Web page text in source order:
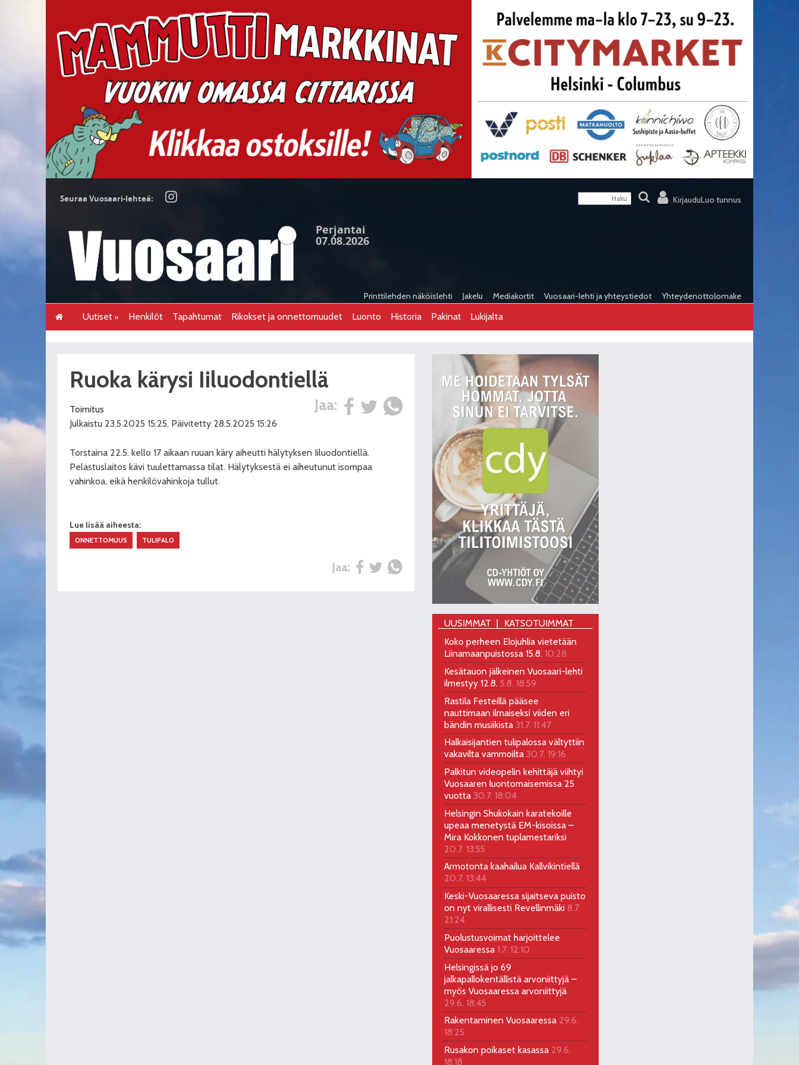
KirjauduLuo tunnus
Seuraa Vuosaari-lehteä:
Perjantai
07.08.2026
Printtilehden näköislehti Jakelu Mediakortit Vuosaari-lehti ja yhteystiedot Yhteydenottolomake
Uutiset Henkilöt Tapahtumat Rikokset ja onnettomuudet Luonto Historia Pakinat Lukijalta
Ruoka kärysi Iiluodontiellä
Jaa:
Toimitus
Julkaistu 23.5.2025 15:25, Päivitetty 28.5.2025 15:26
Torstaina 22.5. kello 17 aikaan ruuan käry aiheutti hälytyksen Iiluodontiellä.
Pelastuslaitos kävi tuulettamassa tilat. Hälytyksestä ei aiheutunut isompaa
vahinkoa, eikä henkilövahinkoja tullut.
Lue lisää aiheesta:
ONNETTOMUUS TULIPALO
Jaa:
UUSIMMAT
KATSOTUIMMAT
Koko perheen Elojuhlia vietetään
Liinamaanpuistossa 15.8. 10:28
Kesätauon jälkeinen Vuosaari-lehti
ilmestyy 12.8. 5.8. 18:59
Rastila Festeillä pääsee
nauttimaan ilmaiseksi viiden eri
bändin musiikista 31.7. 11:47
Halkaisijantien tulipalossa vältyttiin
vakavilta vammoilta 30.7. 19:16
Palkitun videopelin kehittäjä viihtyi
Vuosaaren luontomaisemissa 25
vuotta 30.7. 18:04
Helsingin Shukokain karatekoille
upeaa menetystä EM-kisoissa –
Mira Kokkonen tuplamestariksi
20.7. 13:55
Armotonta kaahailua Kallvikintiellä
20.7. 13:44
Keski-Vuosaaressa sijaitseva puisto
on nyt virallisesti Revellinmäki 8.7.
21:24
Puolustusvoimat harjoittelee
Vuosaaressa 1.7. 12:10
Helsingissä jo 69
jalkapallokentällistä arvoniittyjä –
myös Vuosaaressa arvoniittyjä
29.6. 18:45
Rakentaminen Vuosaaressa 29.6.
18:25
Rusakon poikaset kasassa 29.6.
18:18